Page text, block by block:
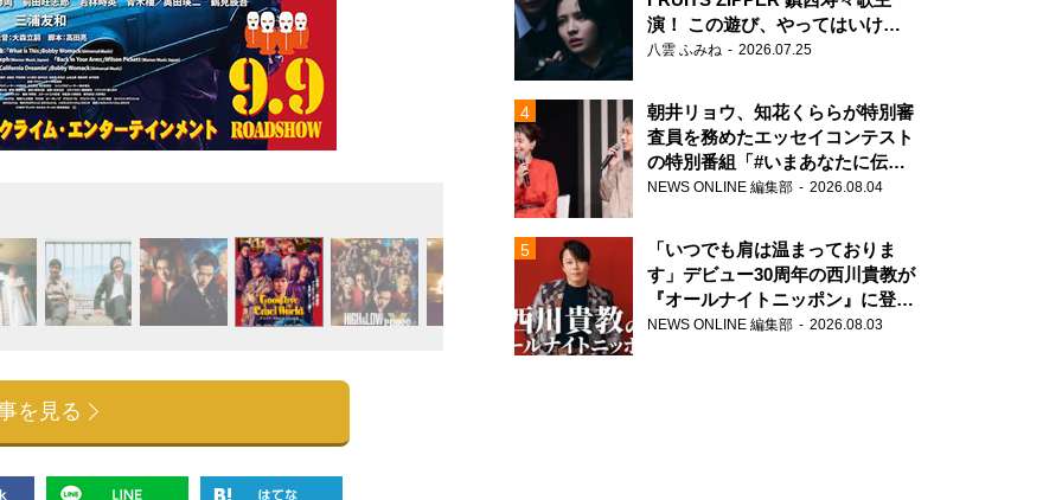
『HiGH＆LOW THE WORST X』
を見る
演！ この遊び、やってはいけま
せん。
八雲 ふみね 2026.07.25
朝井リョウ、知花くららが特別審
査員を務めたエッセイコンテスト
の特別番組「#いまあなたに伝え
たいこと」
NEWS ONLINE 編集部 2026.08.04
「いつでも肩は温まっておりま
す」デビュー30周年の西川貴教が
『オールナイトニッポン』に登
場！
NEWS ONLINE 編集部 2026.08.03